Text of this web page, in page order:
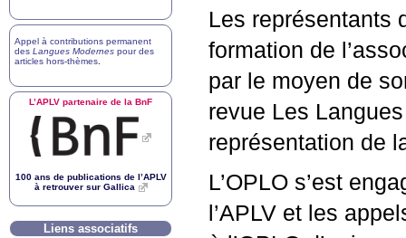
Les représentants
formation de
par le moyen de
revue Les
représentation de
L’OPLO s’est
l’APLV et les
Appel à contributions permanent
des Langues Modernes pour des
articles hors-thèmes
L’APLV partenaire de la BnF
100 ans de publications de l’APLV
à retrouver sur Gallica
Liens associatifs